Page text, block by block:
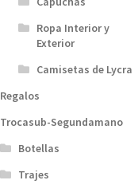
Ropa Interior y
Exterior
Camisetas de Lycra
Regalos
Trocasub-Segundamano
Botellas
Trajes